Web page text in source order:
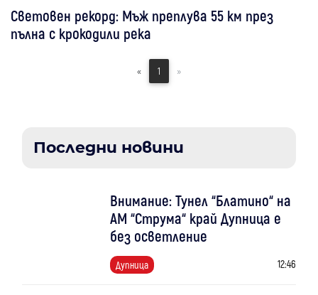
Световен рекорд: Мъж преплува 55 км през
пълна с крокодили река
« 1 »
Последни новини
Внимание: Тунел “Блатино“ на
АМ “Струма“ край Дупница е
без осветление
Дупница 12:46